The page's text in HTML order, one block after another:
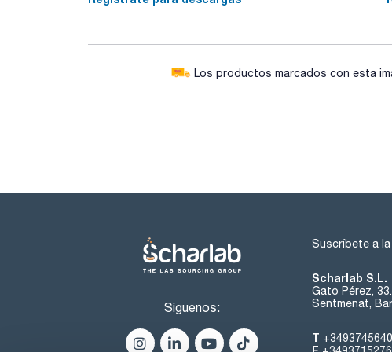
Los productos marcados con esta
Síguenos:
Suscríbete a
Scharlab S.L.
Gato Pérez,
Sentmenat,
T